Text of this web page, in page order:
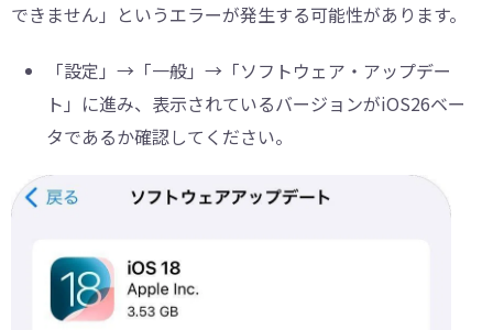
できません」というエラーが発生する可能性があります。
「設定」→「一般」→「ソフトウェア・アップデー
ト」に進み、表示されているバージョンがiOS26ベー
タであるか確認してください。